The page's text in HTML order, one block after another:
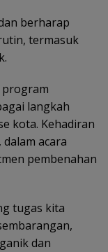
berharap
termasuk
langkah
kota. Kehadiran
dalam acara
pembenahan
tugas kita
dan